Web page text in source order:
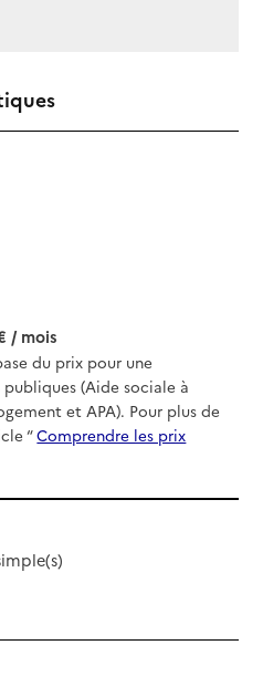
/ mois
du prix pour une
(Aide sociale à
et APA). Pour plus de
“Comprendre les prix